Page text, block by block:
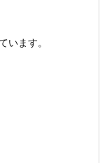
います。